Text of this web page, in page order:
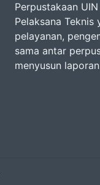
Perpustakaan
Pelaksana Teknis
pelayanan,
sama antar
menyusun